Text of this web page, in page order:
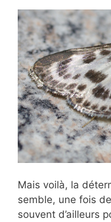
Mais voilà, la
semble, une fois
souvent d’ailleurs